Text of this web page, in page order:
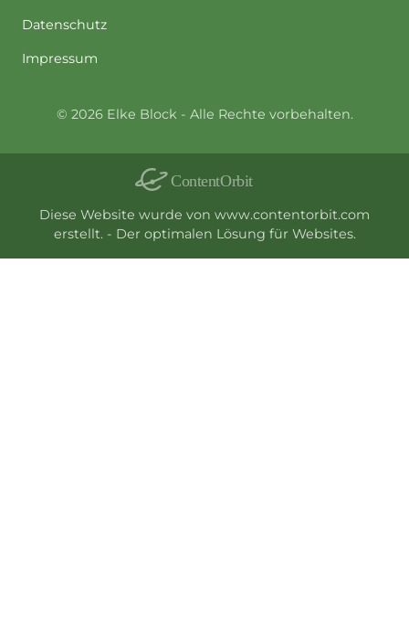
Datenschutz
Impressum
© 2026 Elke Block - Alle Rechte vorbehalten.
Diese Website wurde von www.contentorbit.com
erstellt. - Der optimalen Lösung für Websites.